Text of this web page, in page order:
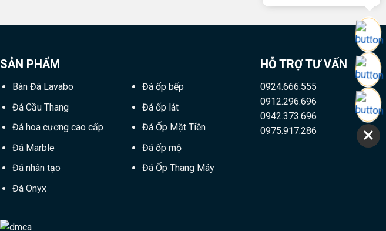
SẢN PHẨM
Bàn Đá Lavabo
Đá Cầu Thang
Đá hoa cương cao cấp
Đá Marble
Đá nhân tạo
Đá Onyx
Đá ốp bếp
Đá ốp lát
Đá Ốp Mặt Tiền
Đá ốp mộ
Đá Ốp Thang Máy
HỖ TRỢ TƯ VẤN
0924.666.555
0912.296.696
0942.373.696
0975.917.286